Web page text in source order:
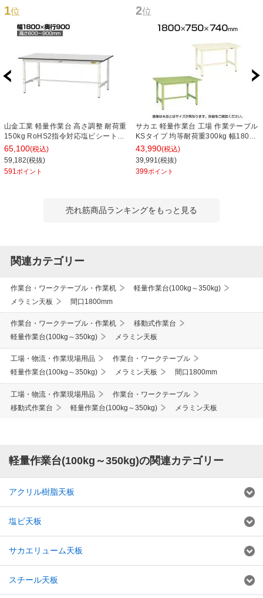
1位
山金工業 軽量作業台 高さ調整 耐荷重
150kg RoHS2指令対応塩ビシート天
板 ワークテーブル 150シリーズ 幅
1800×奥行900×高さ600～900mm
SURA-1890-GYW
65,100(税込)
59,182(税抜)
591ポイント
2位
サカエ 軽量作業台 工場 作業テーブル
KSタイプ 均等耐荷重300kg 幅1800×
奥行750×高さ740mm KS-187S
43,990(税込)
39,991(税抜)
399ポイント
売れ筋商品ランキングをもっと見る
関連カテゴリー
作業台・ワークテーブル・作業机
軽量作業台(100kg～350kg)
メラミン天板
間口1800mm
作業台・ワークテーブル・作業机
移動式作業台
軽量作業台(100kg～350kg)
メラミン天板
工場・物流・作業現場用品
作業台・ワークテーブル
軽量作業台(100kg～350kg)
メラミン天板 間口1800mm
工場・物流・作業現場用品
作業台・ワークテーブル
移動式作業台
軽量作業台(100kg～350kg) メラミン天板
軽量作業台(100kg～350kg)の関連カテゴリー
アクリル樹脂天板
塩ビ天板
サカエリューム天板
スチール天板